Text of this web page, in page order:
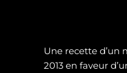
Une recette d’un
2013 en faveur